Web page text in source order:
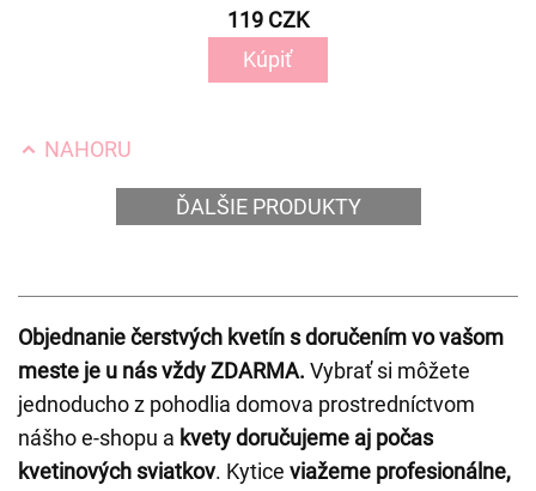
119 CZK
Kúpiť
NAHORU
ĎALŠIE PRODUKTY
Objednanie čerstvých kvetín s doručením vo vašom
meste je u nás vždy ZDARMA. Vybrať si môžete
jednoducho z pohodlia domova prostredníctvom
nášho e-shopu a kvety doručujeme aj počas
kvetinových sviatkov. Kytice viažeme profesionálne,